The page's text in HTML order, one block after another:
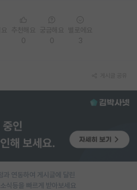
과 연동하여 게시글에 달린
식등을 빠르게 받아보세요